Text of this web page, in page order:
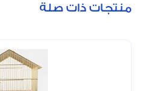
منتجات ذات صلة